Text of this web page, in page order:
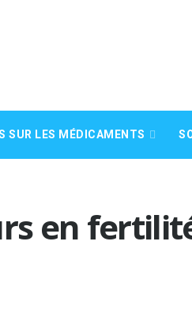
SUR LES MÉDICAMENTS
en